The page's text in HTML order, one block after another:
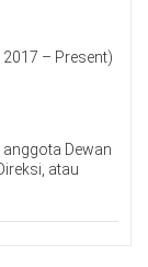
– Present)
Dewan
atau